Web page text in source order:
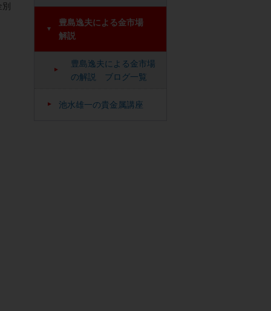
豊島逸夫による金市場
解説
豊島逸夫による金市場
の解説 ブログ一覧
池水雄一の貴金属講座
別